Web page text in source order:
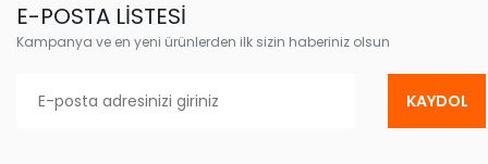
E-POSTA LİSTESİ
Kampanya ve en yeni ürünlerden ilk sizin haberiniz olsun
KAYDOL